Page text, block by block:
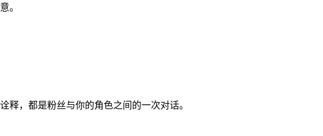
。
释，都是粉丝与你的角色之间的一次对话。